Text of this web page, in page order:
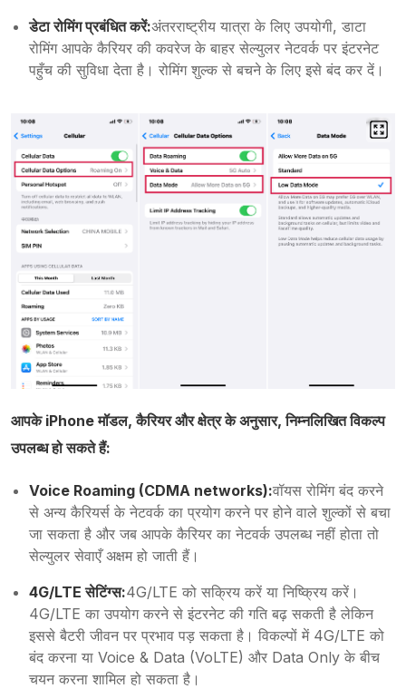
डेटा रोमिंग प्रबंधित करें:अंतरराष्ट्रीय यात्रा के लिए उपयोगी, डाटा
रोमिंग आपके कैरियर की कवरेज के बाहर सेल्युलर नेटवर्क पर इंटरनेट
पहुँच की सुविधा देता है। रोमिंग शुल्क से बचने के लिए इसे बंद कर दें।
आपके iPhone मॉडल, कैरियर और क्षेत्र के अनुसार, निम्नलिखित विकल्प
उपलब्ध हो सकते हैं:
Voice Roaming (CDMA networks):वॉयस रोमिंग बंद करने
से अन्य कैरियर्स के नेटवर्क का प्रयोग करने पर होने वाले शुल्कों से बचा
जा सकता है और जब आपके कैरियर का नेटवर्क उपलब्ध नहीं होता तो
सेल्युलर सेवाएँ अक्षम हो जाती हैं।
4G/LTE सेटिंग्स:4G/LTE को सक्रिय करें या निष्क्रिय करें।
4G/LTE का उपयोग करने से इंटरनेट की गति बढ़ सकती है लेकिन
इससे बैटरी जीवन पर प्रभाव पड़ सकता है। विकल्पों में 4G/LTE को
बंद करना या Voice & Data (VoLTE) और Data Only के बीच
चयन करना शामिल हो सकता है।